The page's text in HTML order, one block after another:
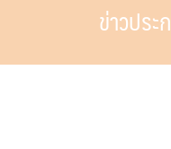
ข่าวปร